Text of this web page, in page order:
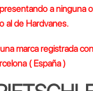
a ninguna
al de Hardvanes.
marca registrada
( España )